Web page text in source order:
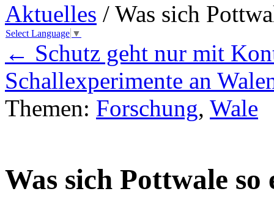
Aktuelles / Was sich
Select Language ▼
← Schutz geht nur mit
Schallexperimente an
Themen: Forschung, Wale
Was sich Pottwale so